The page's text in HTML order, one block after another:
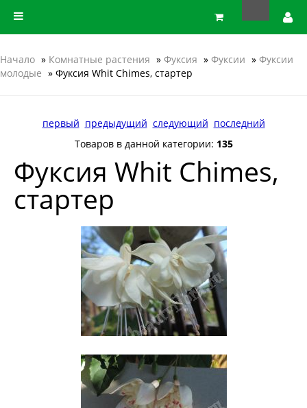
Начало » Комнатные растения » Фуксия » Фуксии » Фуксии
молодые » Фуксия Whit Chimes, стартер
первый предыдущий следующий последний
Товаров в данной категории: 135
Фуксия Whit Chimes,
стартер